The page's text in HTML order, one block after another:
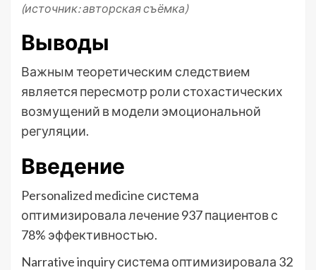
(источник: авторская съёмка)
Выводы
Важным теоретическим следствием
является пересмотр роли стохастических
возмущений в модели эмоциональной
регуляции.
Введение
Personalized medicine система
оптимизировала лечение 937 пациентов с
78% эффективностью.
Narrative inquiry система оптимизировала 32